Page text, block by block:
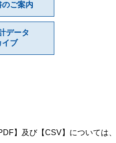
ご案内
データ
イブ
】及び【CSV】については、